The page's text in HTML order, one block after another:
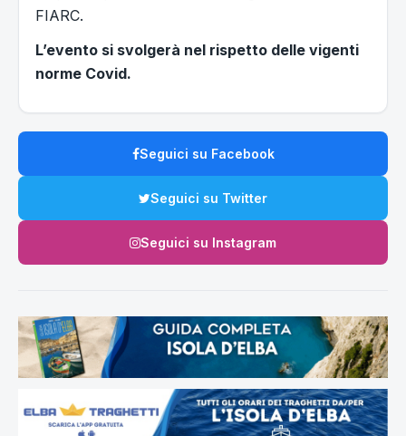
FIARC.
L’evento si svolgerà nel rispetto delle vigenti
norme Covid.
Seguici su Facebook
Seguici su Twitter
Seguici su Instagram